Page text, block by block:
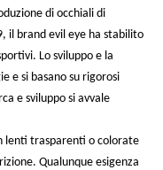
di occhiali di
il brand evil eye ha stabilito
Lo sviluppo e la
e si basano su rigorosi
e sviluppo si avvale
lenti trasparenti o colorate
Qualunque esigenza